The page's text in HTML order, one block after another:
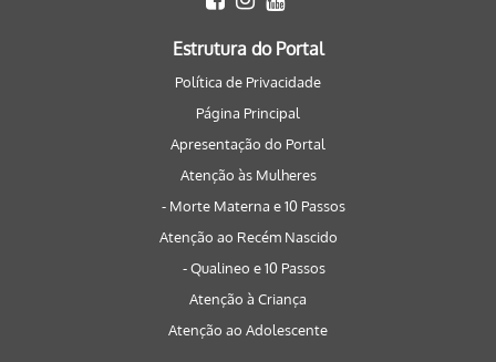
Estrutura do Portal
Política de Privacidade
Página Principal
Apresentação do Portal
Atenção às Mulheres
- Morte Materna e 10 Passos
Atenção ao Recém Nascido
- Qualineo e 10 Passos
Atenção à Criança
Atenção ao Adolescente